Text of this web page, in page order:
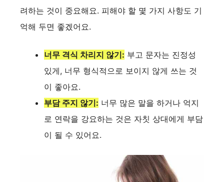
려하는 것이 중요해요. 피해야 할 몇 가지 사항도 기
억해 두면 좋겠어요.
너무 격식 차리지 않기: 부고 문자는 진정성
있게, 너무 형식적으로 보이지 않게 쓰는 것
이 좋아요.
부담 주지 않기: 너무 많은 말을 하거나 억지
로 연락을 강요하는 것은 자칫 상대에게 부담
이 될 수 있어요.